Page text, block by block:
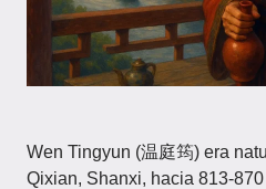
Wen Tingyun (温庭筠) era
Qixian, Shanxi, hacia 813-